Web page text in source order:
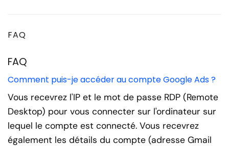
FAQ
FAQ
Comment puis-je accéder au compte Google Ads ?
Vous recevrez l'IP et le mot de passe RDP (Remote
Desktop) pour vous connecter sur l'ordinateur sur
lequel le compte est connecté. Vous recevrez
également les détails du compte (adresse Gmail